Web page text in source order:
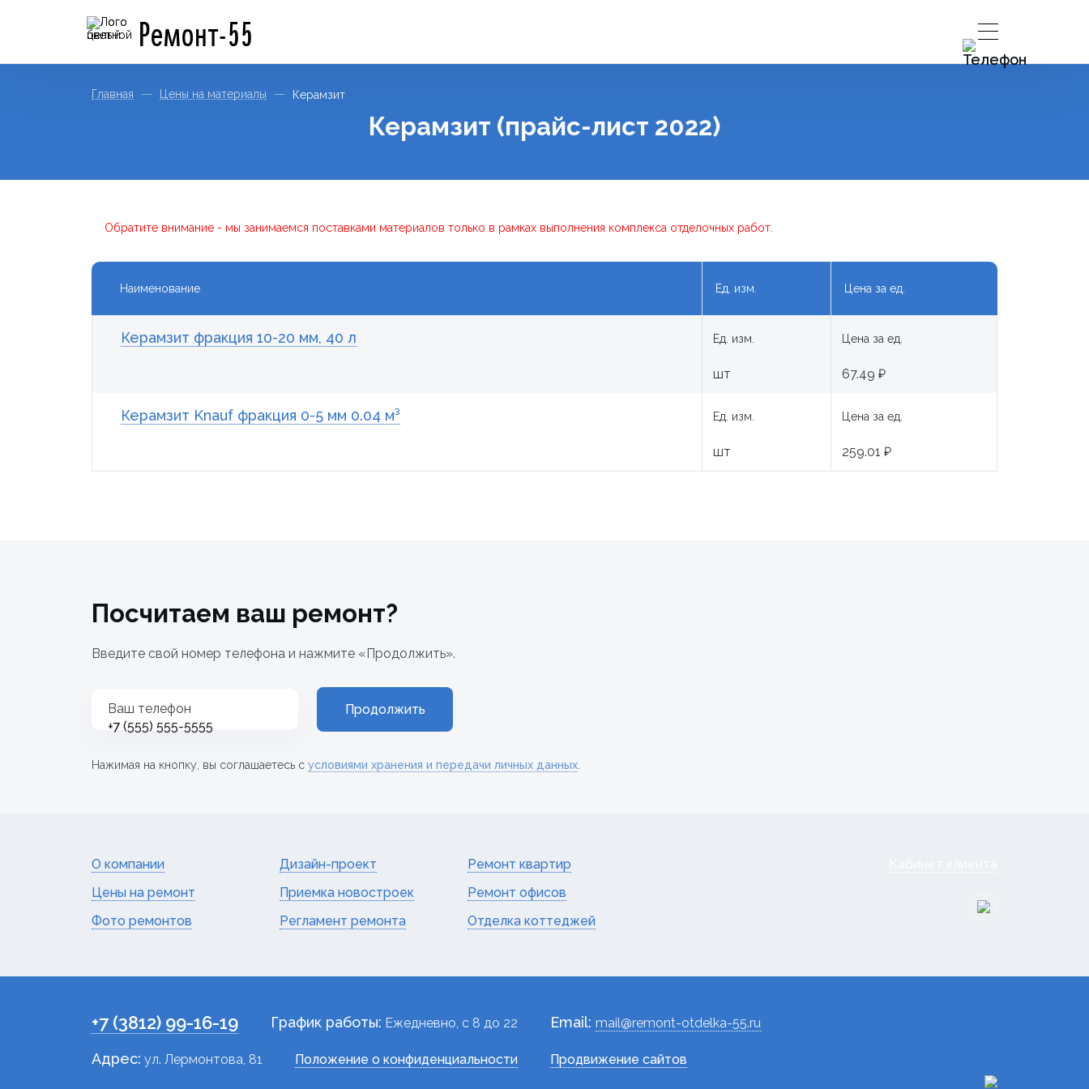
Ремонт-55
Главная Цены на материалы Керамзит
Керамзит (прайс-лист 2022)
Обратите внимание - мы занимаемся поставками материалов только в рамках выполнения комплекса отделочных работ.
Наименование Ед. изм. Цена за ед.
Керамзит фракция 10-20 мм, 40 л Ед. изм.
шт
Цена за ед.
67.49 ₽
Керамзит Knauf фракция 0-5 мм 0.04 м³ Ед. изм.
шт
Цена за ед.
259.01 ₽
Посчитаем ваш ремонт?
Введите свой номер телефона и нажмите «Продолжить».
Ваш телефон
+7
Продолжить
Нажимая на кнопку, вы соглашаетесь с условиями хранения и передачи личных данных
О компании
Цены на ремонт
Фото ремонтов
Дизайн-проект
Приемка новостроек
Регламент ремонта
Ремонт квартир
Ремонт офисов
Отделка коттеджей
+7 (3812) 99-16-19 График работы: Ежедневно, c 8 до 22 Email: mail@remont-otdelka-55.ru
Адрес: ул. Лермонтова, 81 Положение о конфиденциальности Продвижение сайтов